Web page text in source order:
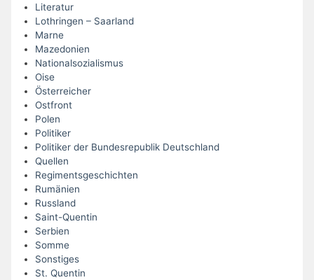
Literatur
Lothringen – Saarland
Marne
Mazedonien
Nationalsozialismus
Oise
Österreicher
Ostfront
Polen
Politiker
Politiker der Bundesrepublik Deutschland
Quellen
Regimentsgeschichten
Rumänien
Russland
Saint-Quentin
Serbien
Somme
Sonstiges
St. Quentin